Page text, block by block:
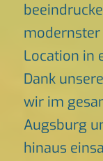
modernster
Location in
Dank
wir im
Augsburg
hinaus